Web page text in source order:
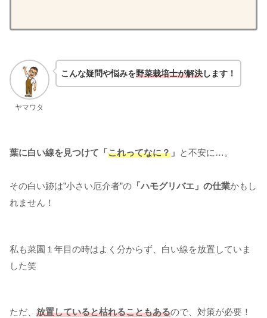
ヤマワタ
こんな疑問や悩みを野菜栽培士が解決します！
葉に白い線を見つけて「これってなに？ 」 と不安に…。
その白い跡は”小さい厄介者”の 「ハモグリバエ」の仕業かもし
れません！
私も菜園１年目の時はよく分からず、白い線を放置していま
した笑
ただ、 放置していると枯れることもあるので、対策が必要！